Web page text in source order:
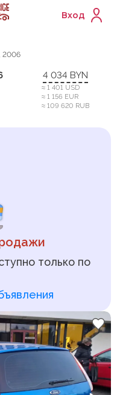
Вход
2006
4 034 BYN
≈ 1 401 USD
≈ 1 156 EUR
≈ 109 620 RUB
только по